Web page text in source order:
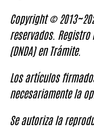
Copyright ©
reservados. Registro
(DNDA) en Trámite.
Los artículos
necesariamente la
Se autoriza la